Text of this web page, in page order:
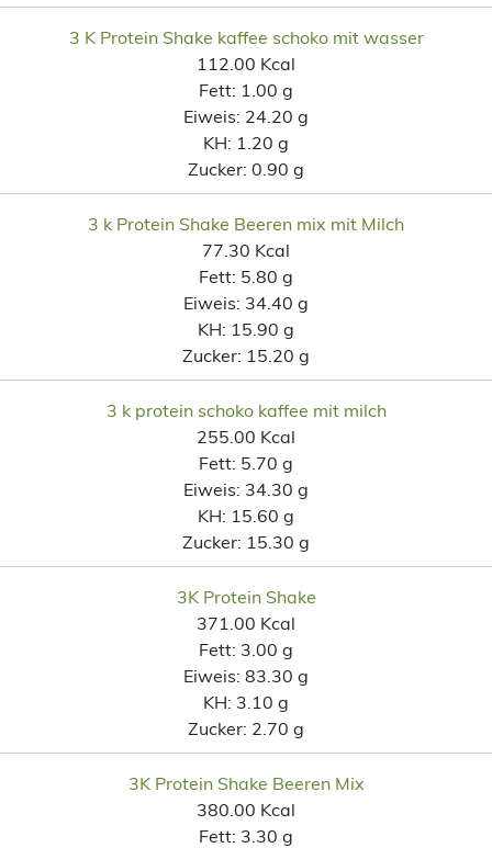
3 K Protein Shake kaffee schoko mit wasser
112.00 Kcal
Fett: 1.00 g
Eiweis: 24.20 g
KH: 1.20 g
Zucker: 0.90 g
3 k Protein Shake Beeren mix mit Milch
77.30 Kcal
Fett: 5.80 g
Eiweis: 34.40 g
KH: 15.90 g
Zucker: 15.20 g
3 k protein schoko kaffee mit milch
255.00 Kcal
Fett: 5.70 g
Eiweis: 34.30 g
KH: 15.60 g
Zucker: 15.30 g
3K Protein Shake
371.00 Kcal
Fett: 3.00 g
Eiweis: 83.30 g
KH: 3.10 g
Zucker: 2.70 g
3K Protein Shake Beeren Mix
380.00 Kcal
Fett: 3.30 g